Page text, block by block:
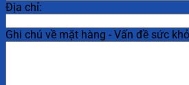
Địa chỉ:
Ghi chú về mặt hàng - Vấn đề sức